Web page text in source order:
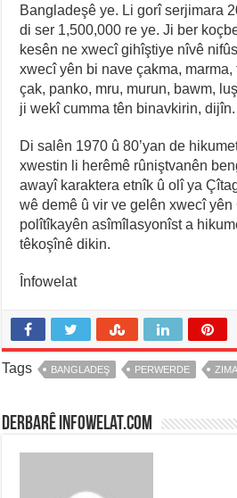
Bangladeşê ye. Li gorî serjimara
di ser 1,500,000 re ye. Ji ber
kesên ne xwecî gihîştiye nîvê
xwecî yên bi nave çakma, marma,
çak, panko, mru, murun, bawm,
ji wekî cumma tên binavkirin, dijîn.
Di salên 1970 û 80’yan de
xwestin li herêmê rûniştvanên
awayî karaktera etnîk û olî ya
wê demê û vir ve gelên xwecî
polîtîkayên asîmîlasyonîst a
têkoşînê dikin.
Înfowelat
Tags BANGLADEŞ PERWERDE
Derbarê infowelat.com